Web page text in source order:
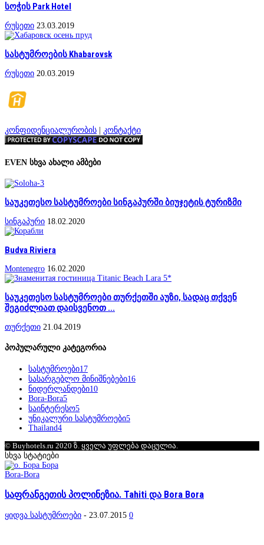
სოჭის Park Hotel
რუსეთი 23.03.2019
სასტუმროების Khabarovsk
რუსეთი 20.03.2019
კონფიდენციალურობის | კონტაქტი
EVEN სხვა ახალი ამბები
საუკეთესო სასტუმროები სინგაპურში ბიუჯეტის ტურიზმი
სინგაპური 18.02.2020
Budva Riviera
Montenegro 16.02.2020
საუკეთესო სასტუმროები თურქეთში აუზი, სადაც თქვენ
შეგიძლიათ დაისვენოთ ...
თურქეთი 21.04.2019
პოპულარული კატეგორია
სასტუმროები17
სასარგებლო მინიშნებები16
ნიდერლანდები10
Bora-Bora5
საინტერესო5
უნიკალური სასტუმროები5
Thailand4
© Buyhotels.ru 2020 ზ. ყველა უფლება დაცულია.
სხვა სტატიები
Bora-Bora
საფრანგეთის პოლინეზია. Tahiti და Bora Bora
ყიდვა სასტუმროები - 23.07.2015 0